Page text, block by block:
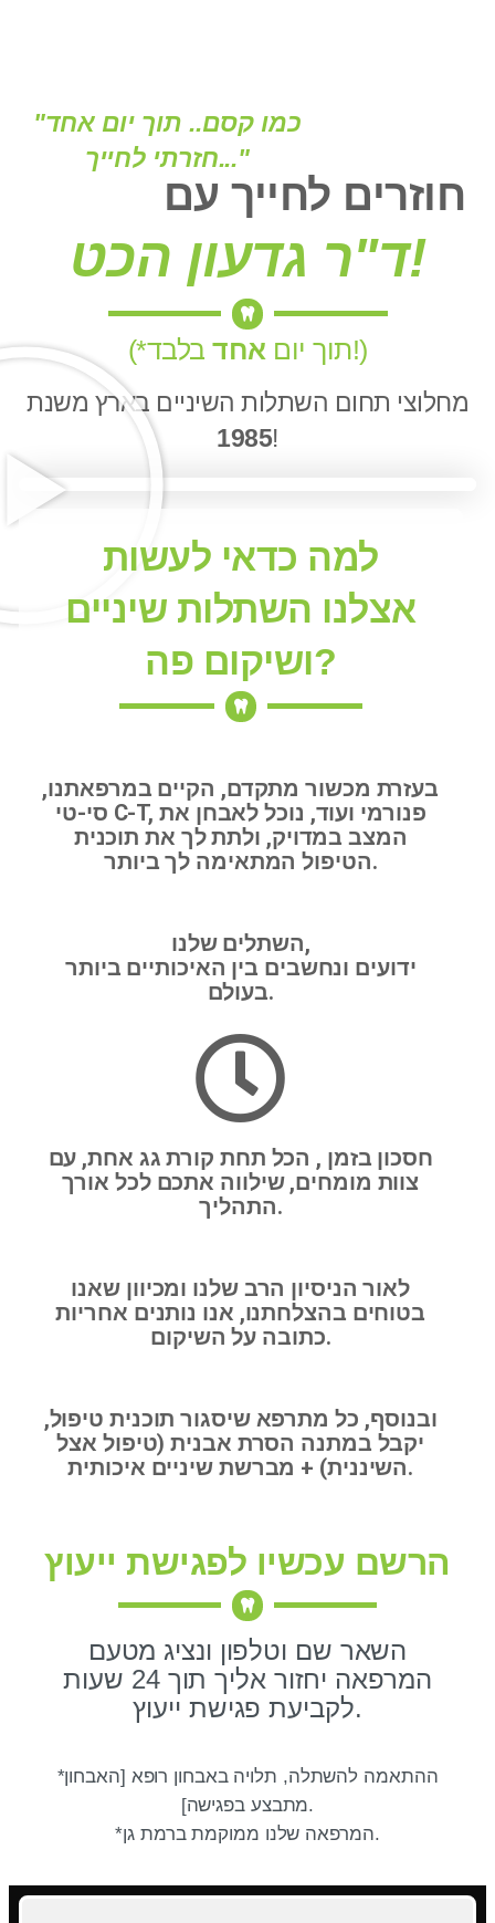
"כמו קסם.. תוך יום אחד
חזרתי לחייך..."
חוזרים לחייך עם
ד"ר גדעון הכט!
(*תוך יום אחד בלבד!)
מחלוצי תחום השתלות השיניים בארץ משנת
1985!
למה כדאי לעשות
אצלנו השתלות שיניים
ושיקום פה?
בעזרת מכשור מתקדם, הקיים במרפאתנו,
סי-טי C-T, פנורמי ועוד, נוכל לאבחן את
המצב במדויק, ולתת לך את תוכנית
הטיפול המתאימה לך ביותר.
השתלים שלנו,
ידועים ונחשבים בין האיכותיים ביותר
בעולם.
חסכון בזמן , הכל תחת קורת גג אחת, עם
צוות מומחים, שילווה אתכם לכל אורך
התהליך.
לאור הניסיון הרב שלנו ומכיוון שאנו
בטוחים בהצלחתנו, אנו נותנים אחריות
כתובה על השיקום.
ובנוסף, כל מתרפא שיסגור תוכנית טיפול,
יקבל במתנה הסרת אבנית (טיפול אצל
השיננית) + מברשת שיניים איכותית.
הרשם עכשיו לפגישת ייעוץ
השאר שם וטלפון ונציג מטעם
המרפאה יחזור אליך תוך 24 שעות
לקביעת פגישת ייעוץ.
*ההתאמה להשתלה, תלויה באבחון רופא [האבחון
מתבצע בפגישה].
*המרפאה שלנו ממוקמת ברמת גן.